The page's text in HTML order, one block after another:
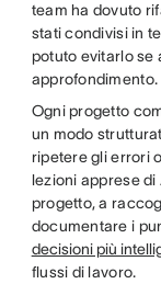
team ha dovuto
stati condivisi in
potuto evitarlo se
approfondimento.
Ogni progetto
un modo
ripetere gli errori
lezioni apprese
progetto, a
documentare i
decisioni più
flussi di lavoro.